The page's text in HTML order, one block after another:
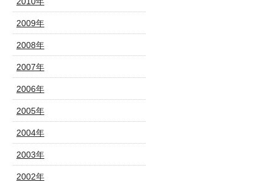
2009年
2008年
2007年
2006年
2005年
2004年
2003年
2002年